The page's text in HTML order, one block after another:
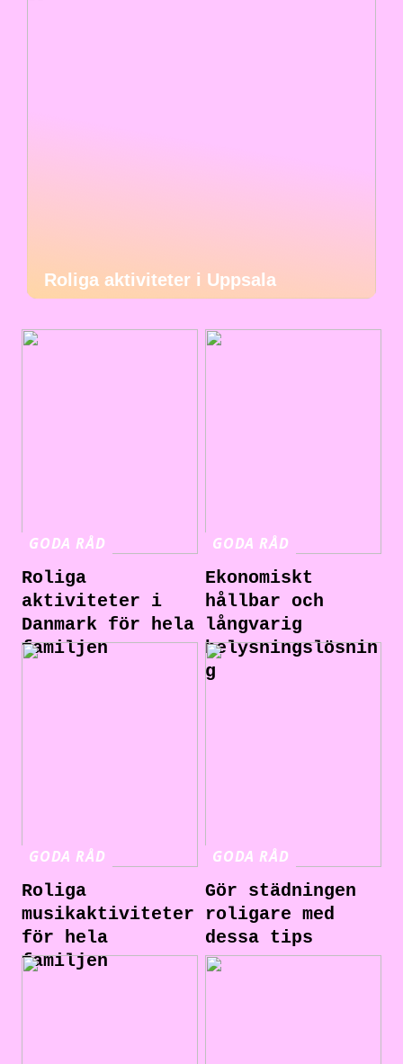
Roliga aktiviteter i Uppsala
GODA RÅD
Roliga
aktiviteter i
Danmark för hela
familjen
GODA RÅD
Ekonomiskt
hållbar och
långvarig
belysningslösnin
g
GODA RÅD
Roliga
musikaktiviteter
för hela
familjen
GODA RÅD
Gör städningen
roligare med
dessa tips